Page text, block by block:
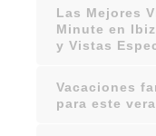
Las Mejores
Minute en
y Vistas
Vacaciones
para este